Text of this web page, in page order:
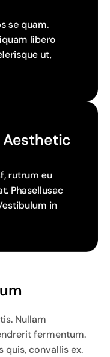
se quam.
libero
ut,
rutrum eu
Phasellusac
in
Nullam
fermentum.
quis, convallis ex.